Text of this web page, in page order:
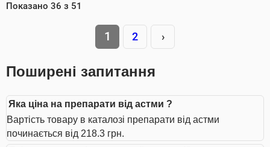
Показано 36 з 51
1 2 ›
Поширені запитання
Яка ціна на препарати від астми ?
Вартість товару в каталозі препарати від астми
починається від 218.3 грн.